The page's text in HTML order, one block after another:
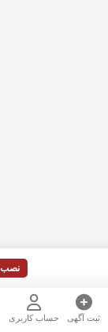
نصب
ثبت آگهی حساب کاربری